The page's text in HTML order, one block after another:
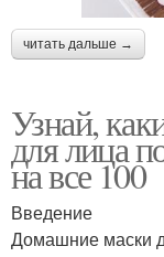
читать дальше →
Узнай,
для лица
на все 100
Введение
Домашние маски